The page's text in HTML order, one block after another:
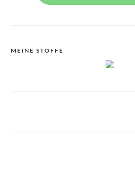
MEINE STOFFE